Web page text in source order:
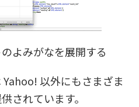
よみがなを展開する
以外にもさまざま
されています。